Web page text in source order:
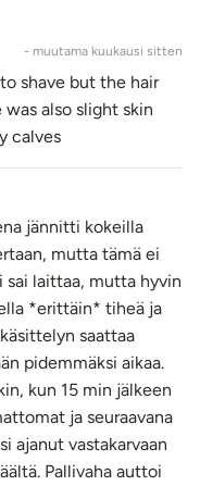
Alcohol,
Cinnamal,
Citral, Limonene.
cm
- muutama kuukausi sitten
shave but the hair
also slight skin
calves
jännitti kokeilla
mutta tämä ei
sai laittaa, mutta hyvin
*erittäin* tiheä ja
saattaa
pidemmäksi aikaa.
kun 15 min jälkeen
ja seuraavana
ajanut vastakarvaan
Pallivaha auttoi